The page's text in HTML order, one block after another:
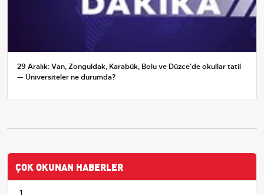
29 Aralık: Van, Zonguldak, Karabük, Bolu ve Düzce'de okullar tatil
— Üniversiteler ne durumda?
ÇOK OKUNAN HABERLER